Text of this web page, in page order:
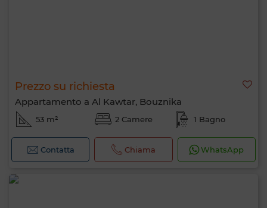
Prezzo su richiesta
Appartamento a Al Kawtar, Bouznika
53 m² 2 Camere 1 Bagno
Contatta Chiama WhatsApp